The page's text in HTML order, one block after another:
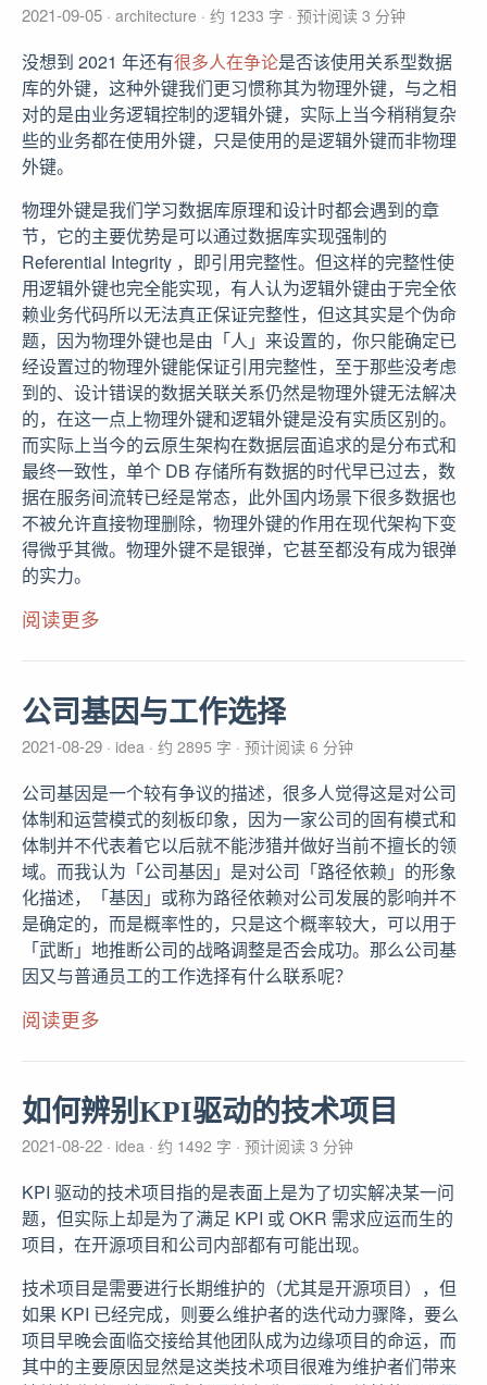
2021-09-05 architecture 约 1233 字 预计阅读 3 分钟
没想到 2021 年还有很多人在争论是否该使用关系型数据
库的外键，这种外键我们更习惯称其为物理外键，与之相
对的是由业务逻辑控制的逻辑外键，实际上当今稍稍复杂
些的业务都在使用外键，只是使用的是逻辑外键而非物理
外键。
物理外键是我们学习数据库原理和设计时都会遇到的章
节，它的主要优势是可以通过数据库实现强制的
Referential Integrity ，即引用完整性。但这样的完整性使
用逻辑外键也完全能实现，有人认为逻辑外键由于完全依
赖业务代码所以无法真正保证完整性，但这其实是个伪命
题，因为物理外键也是由「人」来设置的，你只能确定已
经设置过的物理外键能保证引用完整性，至于那些没考虑
到的、设计错误的数据关联关系仍然是物理外键无法解决
的，在这一点上物理外键和逻辑外键是没有实质区别的。
而实际上当今的云原生架构在数据层面追求的是分布式和
最终一致性，单个 DB 存储所有数据的时代早已过去，数
据在服务间流转已经是常态，此外国内场景下很多数据也
不被允许直接物理删除，物理外键的作用在现代架构下变
得微乎其微。物理外键不是银弹，它甚至都没有成为银弹
的实力。
阅读更多
公司基因与工作选择
2021-08-29 idea 约 2895 字 预计阅读 6 分钟
公司基因是一个较有争议的描述，很多人觉得这是对公司
体制和运营模式的刻板印象，因为一家公司的固有模式和
体制并不代表着它以后就不能涉猎并做好当前不擅长的领
域。而我认为「公司基因」是对公司「路径依赖」的形象
化描述，「基因」或称为路径依赖对公司发展的影响并不
是确定的，而是概率性的，只是这个概率较大，可以用于
「武断」地推断公司的战略调整是否会成功。那么公司基
因又与普通员工的工作选择有什么联系呢？
阅读更多
如何辨别KPI驱动的技术项目
2021-08-22 idea 约 1492 字 预计阅读 3 分钟
KPI 驱动的技术项目指的是表面上是为了切实解决某一问
题，但实际上却是为了满足 KPI 或 OKR 需求应运而生的
项目，在开源项目和公司内部都有可能出现。
技术项目是需要进行长期维护的（尤其是开源项目），但
如果 KPI 已经完成，则要么维护者的迭代动力骤降，要么
项目早晚会面临交接给其他团队成为边缘项目的命运，而
其中的主要原因显然是这类技术项目很难为维护者们带来